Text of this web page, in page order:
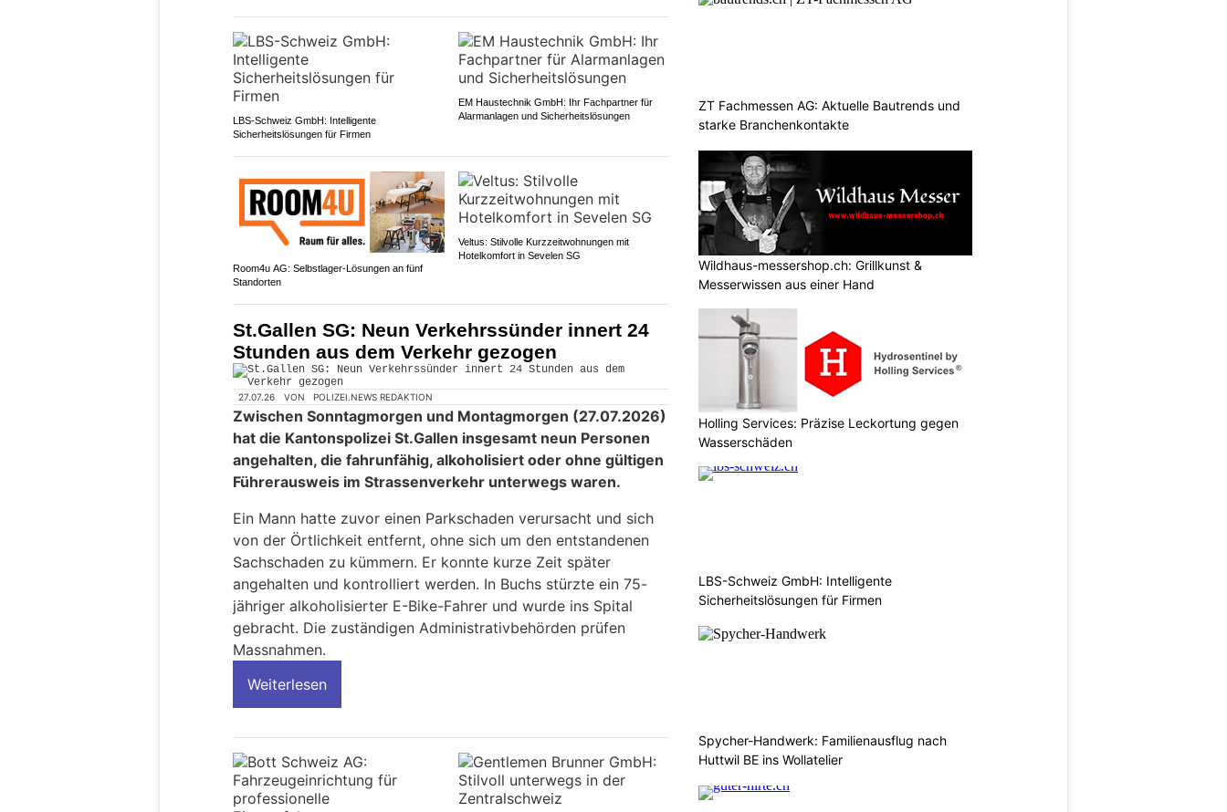
LBS-Schweiz GmbH: Intelligente
Sicherheitslösungen für Firmen
EM Haustechnik GmbH: Ihr Fachpartner für
Alarmanlagen und Sicherheitslösungen
Room4u AG: Selbstlager-Lösungen an fünf
Standorten
Veltus: Stilvolle Kurzzeitwohnungen mit
Hotelkomfort in Sevelen SG
St.Gallen SG: Neun Verkehrssünder innert 24
Stunden aus dem Verkehr gezogen
27.07.26 VON POLIZEI.NEWS REDAKTION
Zwischen Sonntagmorgen und Montagmorgen (27.07.2026)
hat die Kantonspolizei St.Gallen insgesamt neun Personen
angehalten, die fahrunfähig, alkoholisiert oder ohne gültigen
Führerausweis im Strassenverkehr unterwegs waren.
Ein Mann hatte zuvor einen Parkschaden verursacht und sich
von der Örtlichkeit entfernt, ohne sich um den entstandenen
Sachschaden zu kümmern. Er konnte kurze Zeit später
angehalten und kontrolliert werden. In Buchs stürzte ein 75-
jähriger alkoholisierter E-Bike-Fahrer und wurde ins Spital
gebracht. Die zuständigen Administrativbehörden prüfen
Massnahmen.
Weiterlesen
ZT Fachmessen AG: Aktuelle Bautrends und
starke Branchenkontakte
Wildhaus-messershop.ch: Grillkunst &
Messerwissen aus einer Hand
Holling Services: Präzise Leckortung gegen
Wasserschäden
LBS-Schweiz GmbH: Intelligente
Sicherheitslösungen für Firmen
Spycher-Handwerk: Familienausflug nach
Huttwil BE ins Wollatelier